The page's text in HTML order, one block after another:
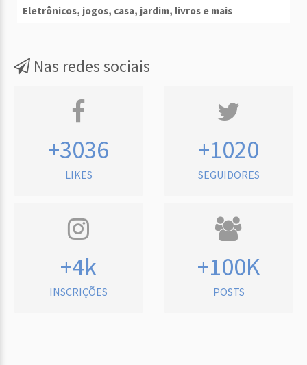
Eletrônicos, jogos, casa, jardim, livros e mais
Nas redes sociais
+3036
LIKES
+1020
SEGUIDORES
+4k
INSCRIÇÕES
+100K
POSTS